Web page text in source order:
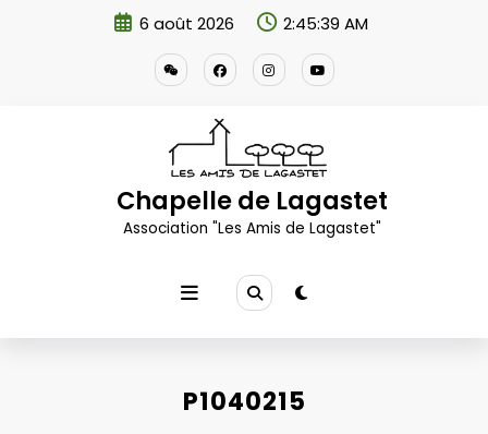
6 août 2026 2:45:40 AM
Chapelle de Lagastet
Association "Les Amis de Lagastet"
P1040215